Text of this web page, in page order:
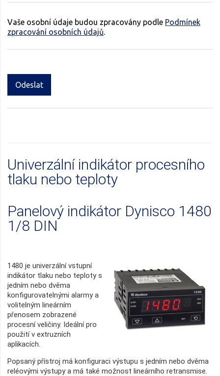
Vaše osobní údaje budou zpracovány podle Podmínek
zpracování osobních údajů.
Odeslat
Univerzální indikátor procesního
tlaku nebo teploty
Panelový indikátor Dynisco 1480
1/8 DIN
1480 je univerzální vstupní
indikátor tlaku nebo teploty s
jedním nebo dvěma
konfigurovatelnými alarmy a
volitelným lineárním
přenosem zobrazené
procesní veličiny. Ideální pro
použití v extruzních
aplikacích.
Popsaný přístroj má konfiguraci výstupu s jedním nebo dvěma
reléovými výstupy a má také možnost lineárního retransmise.